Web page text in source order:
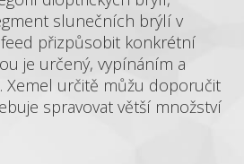
slunečních brýlí v
přizpůsobit konkrétní
je určený, vypínáním a
Xemel určitě můžu doporučit
spravovat větší množství